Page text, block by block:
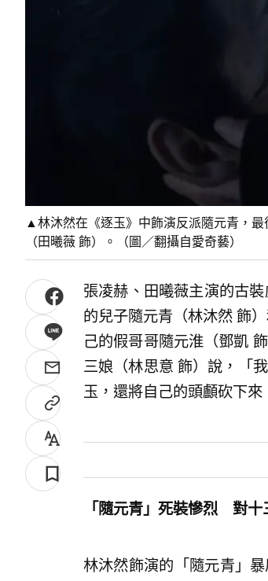
▲林沐然在《逐玉》中飾演反派隨元青，
（田曦薇 飾）。（圖／翻攝自愛奇藝）
張凌赫、田曦薇主演的古
的兒子隨元青（林沐然 飾
己的假哥哥隨元淮（鄧凱
三娘（林思意 飾）說，「
玉，還將自己的頭顱砍下來
「隨元青」死裝慘烈 對十
林沐然飾演的「隨元青」